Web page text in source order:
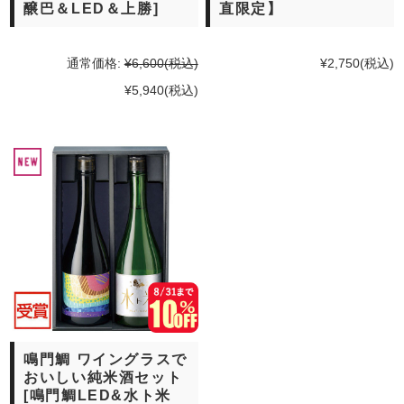
醸巴＆LED＆上勝]
通常価格: ¥6,600(税込)
¥5,940(税込)
直限定】
¥2,750(税込)
鳴門鯛 ワイングラスで
おいしい純米酒セット
[鳴門鯛LED&水ト米